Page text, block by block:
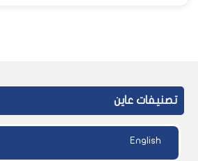
تصنيفات عاين
English